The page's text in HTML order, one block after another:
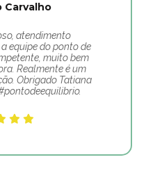
Carvalho
atendimento
equipe do ponto de
muito bem
Realmente é um
Obrigado Tatiana